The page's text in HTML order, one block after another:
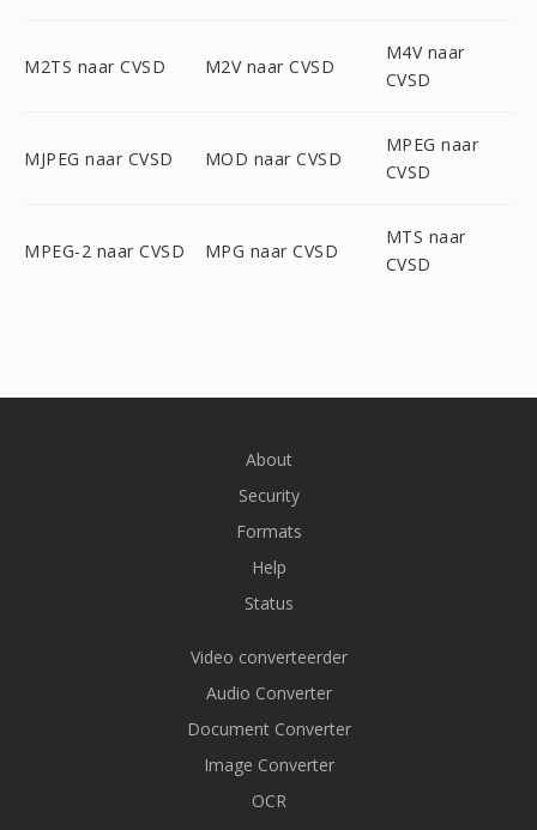
M2TS naar CVSD M2V naar CVSD
M4V naar
CVSD
MJPEG naar CVSD MOD naar CVSD
MPEG naar
CVSD
MPEG-2 naar CVSD MPG naar CVSD
MTS naar
CVSD
About
Security
Formats
Help
Status
Video converteerder
Audio Converter
Document Converter
Image Converter
OCR